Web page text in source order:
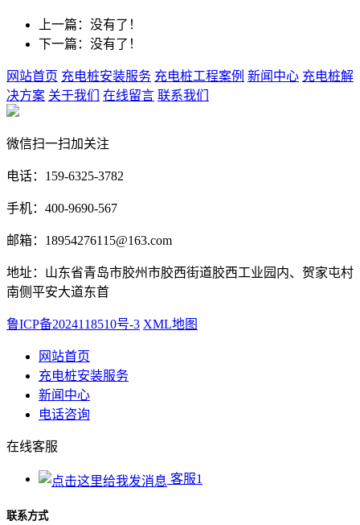
上一篇：没有了！
下一篇：没有了！
网站首页 充电桩安装服务 充电桩工程案例 新闻中心 充电桩解
决方案 关于我们 在线留言 联系我们
微信扫一扫加关注
电话：159-6325-3782
手机：400-9690-567
邮箱：18954276115@163.com
地址：山东省青岛市胶州市胶西街道胶西工业园内、贺家屯村
南侧平安大道东首
鲁ICP备2024118510号-3 XML地图
网站首页
充电桩安装服务
新闻中心
电话咨询
在线客服
客服1
联系方式